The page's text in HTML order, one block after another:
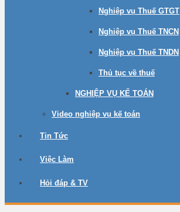
Nghiệp vụ Thuế GTGT
Nghiệp vụ Thuế TNCN
Nghiệp vụ Thuế TNDN
Thủ tục về thuế
NGHIỆP VỤ KẾ TOÁN
Video nghiệp vụ kế toán
Tin Tức
Việc Làm
Hỏi đáp & TV